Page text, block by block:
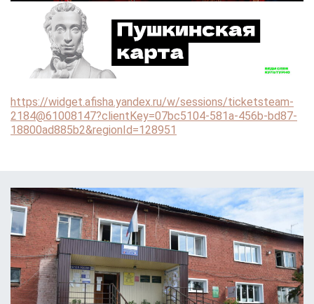
https://widget.afisha.yandex.ru/w/sessions/ticketsteam-
2184@61008147?clientKey=07bc5104-581a-456b-bd87-
18800ad885b2&regionId=128951